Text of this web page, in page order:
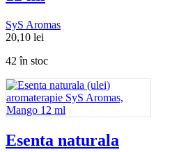
SyS Aromas
20,10 lei
42 în stoc
Esenta naturala